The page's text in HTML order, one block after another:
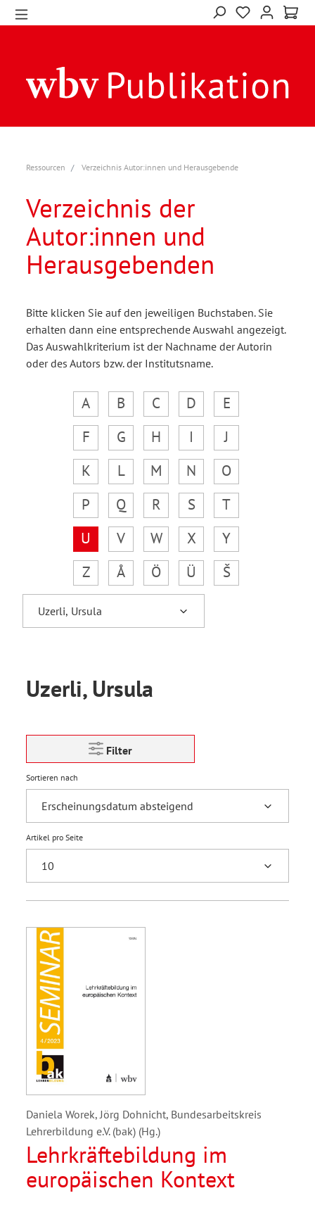
Ressourcen Verzeichnis Autor:innen und Herausgebende
Verzeichnis der
Autor:innen und
Herausgebenden
Bitte klicken Sie auf den jeweiligen Buchstaben. Sie
erhalten dann eine entsprechende Auswahl angezeigt.
Das Auswahlkriterium ist der Nachname der Autorin
oder des Autors bzw. der Institutsname.
A B C D
E
F
G H I
J
K
L M N
O
P
Q R S
T
U
V W X
Y
Z
Å Ö Ü Š
Uzerli, Ursula
Filter
Sortieren nach
Artikel pro Seite
Daniela Worek, Jörg Dohnicht, Bundesarbeitskreis
Lehrerbildung e.V. (bak) (Hg.)
Lehrkräftebildung im
europäischen Kontext